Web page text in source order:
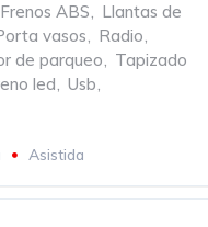
Frenos ABS, Llantas de
vasos, Radio,
de parqueo, Tapizado
led, Usb,
Asistida